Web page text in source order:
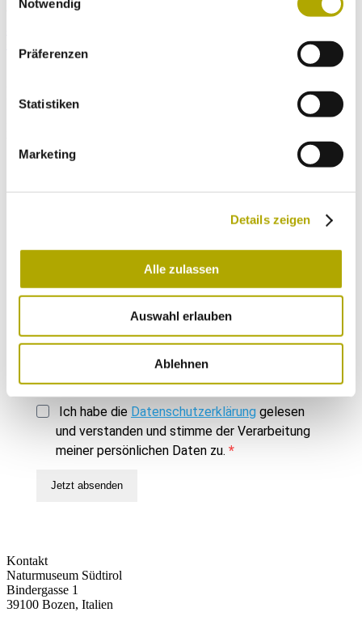
Notwendig
Präferenzen
Statistiken
Marketing
Details zeigen
Alle zulassen
Auswahl erlauben
Ablehnen
Weitere Links
(Hydrozoa: Limnomedusae) in Italy
Neues aus dem Naturmuseum (Infos zu
Veranstaltungen und Montagsprogramm)
Hintergründe zu tierischen Rückkehrern in die
Jetzt absenden
Ich habe die Datenschutzerklärung gelesen
und verstanden und stimme der Verarbeitung
meiner persönlichen Daten zu.
Jetzt absenden
Kontakt
Naturmuseum Südtirol
Bindergasse 1
39100 Bozen, Italien